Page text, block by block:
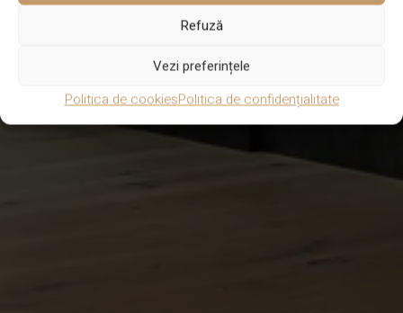
Refuză
Vezi preferințele
Politica de cookiesPolitica de confidențialitate